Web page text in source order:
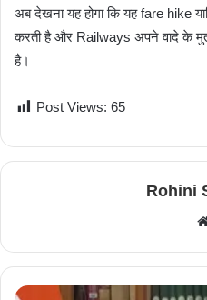
अब देखना यह होगा कि यह fare hike
करती है और Railways अपने वादे के
है।
Post Views: 65
Rohini